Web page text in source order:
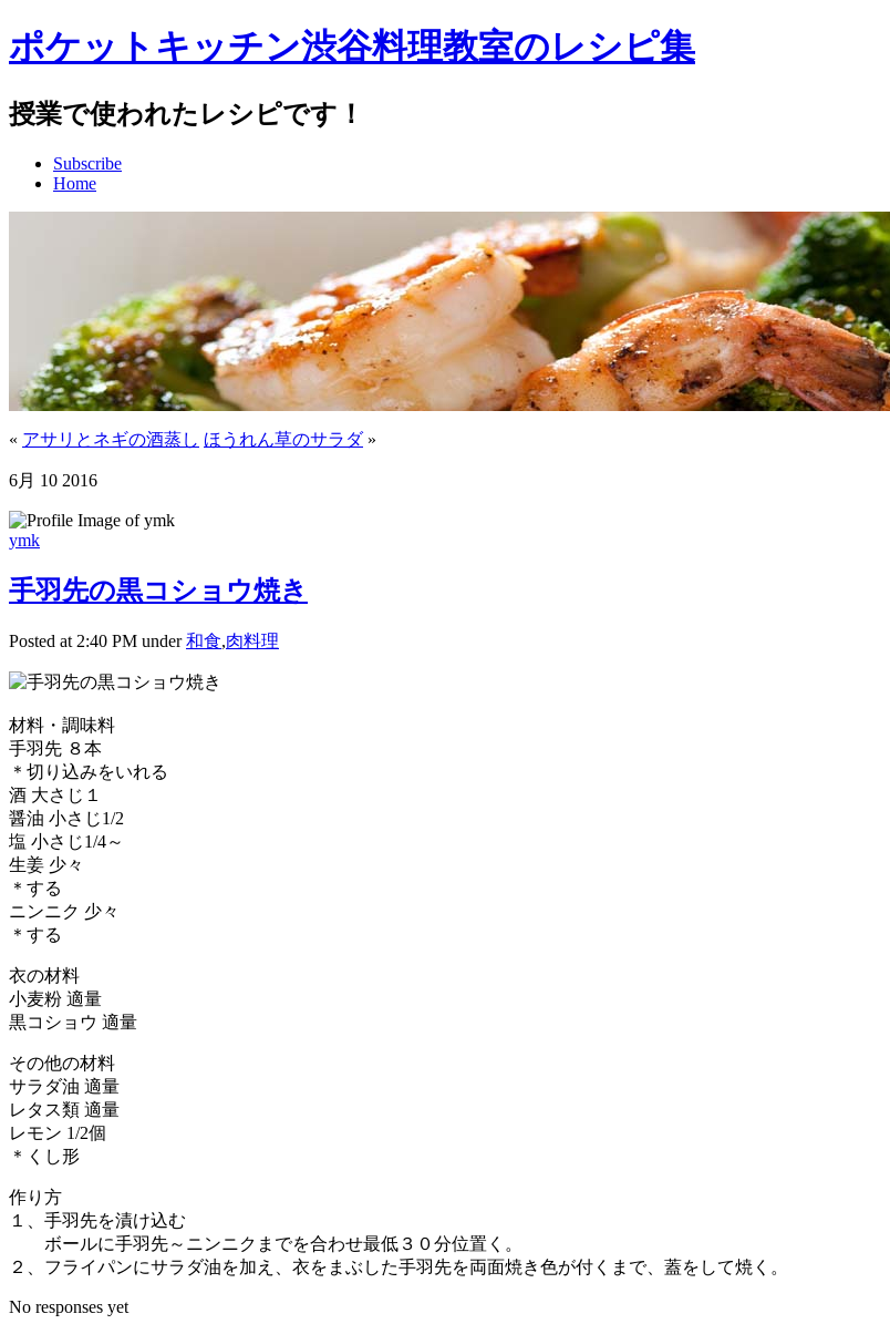
ポケットキッチン渋谷料理教室のレシピ集
授業で使われたレシピです！
Subscribe
Home
« アサリとネギの酒蒸し ほうれん草のサラダ»
6月 10 2016
ymk
手羽先の黒コショウ焼き
Posted at 2:40 PM under和食,肉料理
材料・調味料
手羽先 ８本
＊切り込みをいれる
酒 大さじ１
醤油 小さじ1/2
塩 小さじ1/4～
生姜 少々
＊する
ニンニク 少々
＊する
衣の材料
小麦粉 適量
黒コショウ 適量
その他の材料
サラダ油 適量
レタス類 適量
レモン 1/2個
＊くし形
作り方
１、手羽先を漬け込む
ボールに手羽先～ニンニクまでを合わせ最低３０分位置く。
２、フライパンにサラダ油を加え、衣をまぶした手羽先を両面焼き色が付くまで、蓋をして焼く。
No responses yet